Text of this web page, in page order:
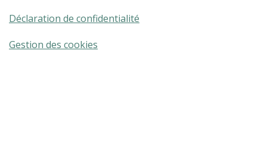
Déclaration de confidentialité
Gestion des cookies